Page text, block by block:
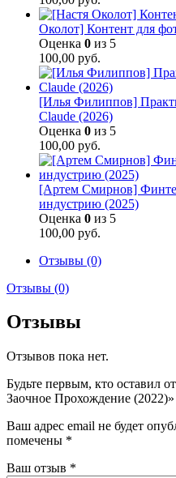
Околот] Контент для
Оценка 0 из 5
100,00 руб.
[Илья Филиппов]
Claude (2026)
Оценка 0 из 5
100,00 руб.
[Артем Смирнов]
индустрию (2025)
Оценка 0 из 5
100,00 руб.
Отзывы (0)
Отзывы (0)
Отзывы
Отзывов пока нет.
Будьте первым, кто оставил
Заочное Прохождение (2022)»
Ваш адрес email не будет
помечены *
Ваш отзыв *